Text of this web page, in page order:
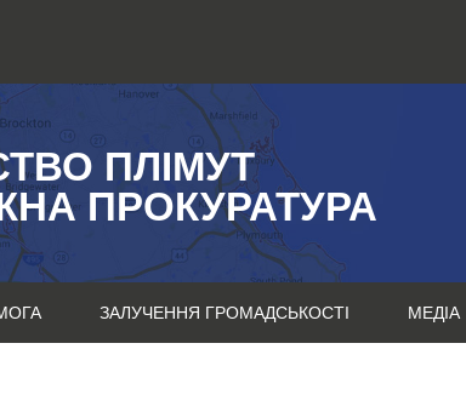
ПЛІМУТ
ПРОКУРАТУРА
ЗАЛУЧЕННЯ ГРОМАДСЬКОСТІ МЕДІА